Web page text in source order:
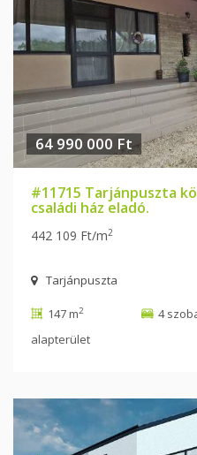
64 990 000 Ft
#11715 Tarjánpuszta
családi ház eladó.
442 109 Ft/m2
Tarjánpuszta
147 m2
alapterület
4